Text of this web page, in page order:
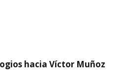
hacia Víctor Muñoz